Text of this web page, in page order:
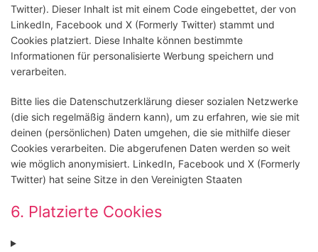
Twitter). Dieser Inhalt ist mit einem Code eingebettet, der von
LinkedIn, Facebook und X (Formerly Twitter) stammt und
Cookies platziert. Diese Inhalte können bestimmte
Informationen für personalisierte Werbung speichern und
verarbeiten.
Bitte lies die Datenschutzerklärung dieser sozialen Netzwerke
(die sich regelmäßig ändern kann), um zu erfahren, wie sie mit
deinen (persönlichen) Daten umgehen, die sie mithilfe dieser
Cookies verarbeiten. Die abgerufenen Daten werden so weit
wie möglich anonymisiert. LinkedIn, Facebook und X (Formerly
Twitter) hat seine Sitze in den Vereinigten Staaten
6. Platzierte Cookies